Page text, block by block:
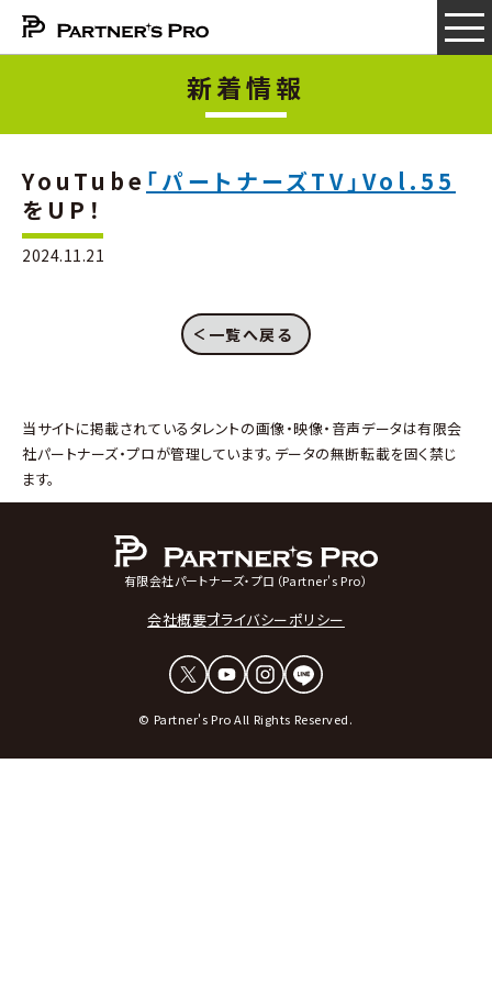
新着情報
YouTube 「パートナーズTV」Vol.55
をUP！
2024.11.21
一覧へ戻る
当サイトに掲載されているタレントの画像・映像・音声データは有限会
社パートナーズ・プロが管理しています。データの無断転載を固く禁じ
ます。
有限会社パートナーズ・プロ（Partner's Pro）
会社概要プライバシーポリシー
© Partner's Pro All Rights Reserved.